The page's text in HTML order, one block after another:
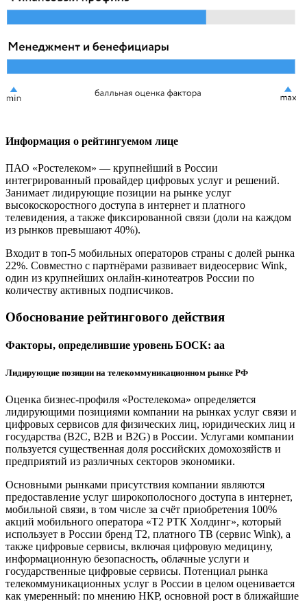
Информация о рейтингуемом лице
ПАО «Ростелеком» — крупнейший в России
интегрированный провайдер цифровых услуг и решений.
Занимает лидирующие позиции на рынке услуг
высокоскоростного доступа в интернет и платного
телевидения, а также фиксированной связи (доли на каждом
из рынков превышают 40%).
Входит в топ-5 мобильных операторов страны с долей рынка
22%. Совместно с партнёрами развивает видеосервис Wink,
один из крупнейших онлайн-кинотеатров России по
количеству активных подписчиков.
Обоснование рейтингового действия
Факторы, определившие уровень БОСК: aa
Лидирующие позиции на телекоммуникационном рынке РФ
Оценка бизнес-профиля «Ростелекома» определяется
лидирующими позициями компании на рынках услуг связи и
цифровых сервисов для физических лиц, юридических лиц и
государства (B2C, B2B и B2G) в России. Услугами компании
пользуется существенная доля российских домохозяйств и
предприятий из различных секторов экономики.
Основными рынками присутствия компании являются
предоставление услуг широкополосного доступа в интернет,
мобильной связи, в том числе за счёт приобретения 100%
акций мобильного оператора «T2 РТК Холдинг», который
использует в России бренд T2, платного ТВ (сервис Wink), а
также цифровые сервисы, включая цифровую медицину,
информационную безопасность, облачные услуги и
государственные цифровые сервисы. Потенциал рынка
телекоммуникационных услуг в России в целом оценивается
как умеренный: по мнению НКР, основной рост в ближайшие